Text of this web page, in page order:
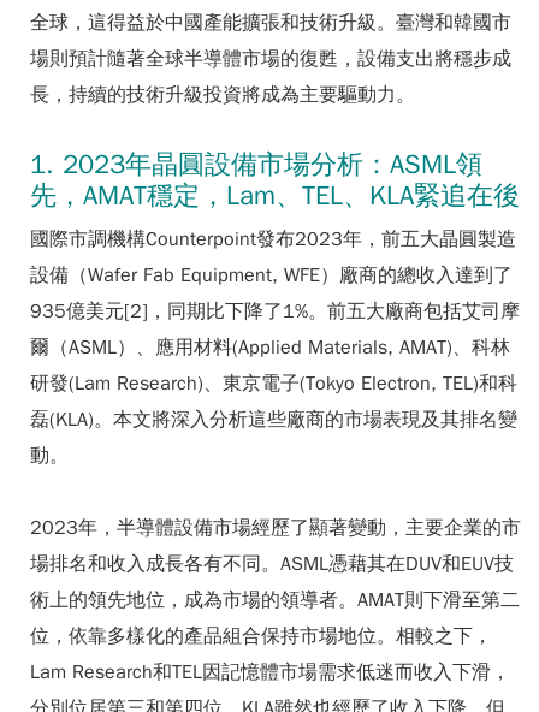
全球，這得益於中國產能擴張和技術升級。臺灣和韓國市
場則預計隨著全球半導體市場的復甦，設備支出將穩步成
長，持續的技術升級投資將成為主要驅動力。
1. 2023年晶圓設備市場分析：ASML領
先，AMAT穩定，Lam、TEL、KLA緊追在後
國際市調機構Counterpoint發布2023年，前五大晶圓製造
設備（Wafer Fab Equipment, WFE）廠商的總收入達到了
935億美元[2]，同期比下降了1%。前五大廠商包括艾司摩
爾（ASML）、應用材料(Applied Materials, AMAT)、科林
研發(Lam Research)、東京電子(Tokyo Electron, TEL)和科
磊(KLA)。本文將深入分析這些廠商的市場表現及其排名變
動。
2023年，半導體設備市場經歷了顯著變動，主要企業的市
場排名和收入成長各有不同。ASML憑藉其在DUV和EUV技
術上的領先地位，成為市場的領導者。AMAT則下滑至第二
位，依靠多樣化的產品組合保持市場地位。相較之下，
Lam Research和TEL因記憶體市場需求低迷而收入下滑，